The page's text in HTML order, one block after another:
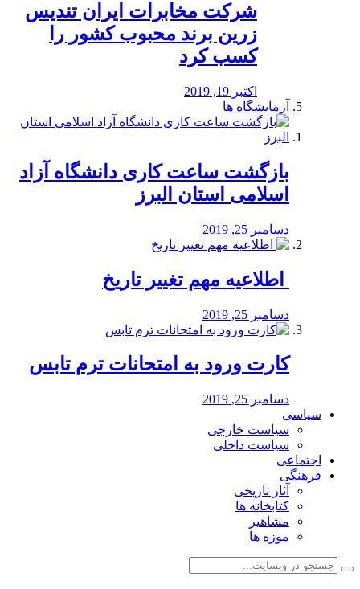
شرکت مخابرات ایران تندیس
زرین برند محبوب کشور را
کسب کرد
اکتبر 19, 2019
آزمایشگاه ها
بازگشت ساعت کاری دانشگاه آزاد
اسلامی استان البرز
دسامبر 25, 2019
️ اطلاعیه مهم تغییر تاریخ
دسامبر 25, 2019
کارت ورود به امتحانات ترم تابس
دسامبر 25, 2019
سیاسی
سیاست خارجی
سیاست داخلی
اجتماعی
فرهنگی
آثار تاریخی
کتابخانه ها
مشاهیر
موزه ها